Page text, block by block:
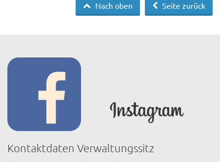
Seite zurück
Nach oben
Kontaktdaten Verwaltungssitz